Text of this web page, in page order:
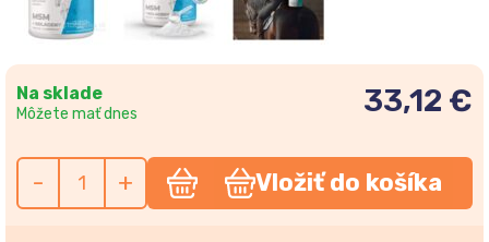
Na sklade
Môžete mať dnes 33,12 €
- + Vložiť do košíka